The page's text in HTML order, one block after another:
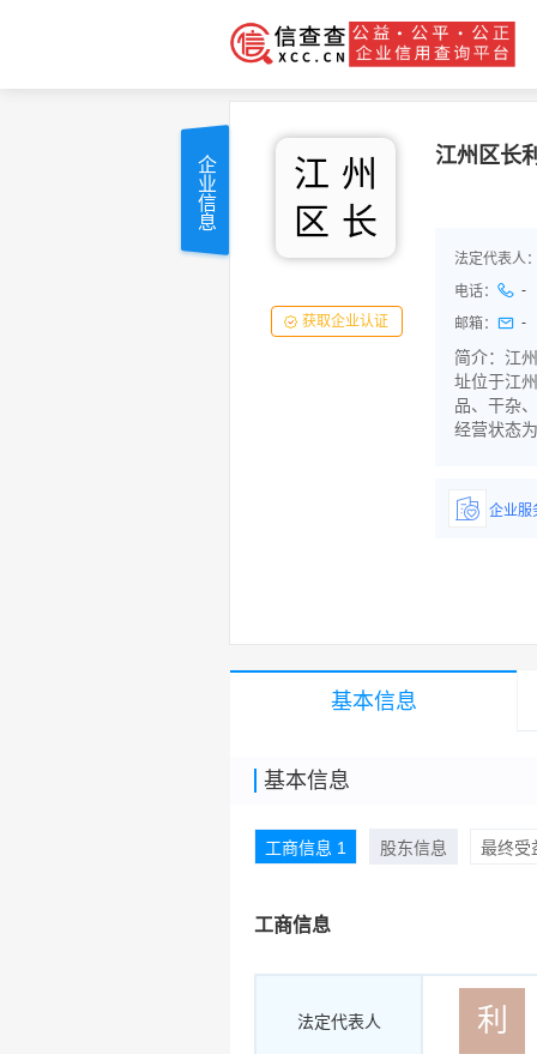
江 州
区 长
获取企业认证
江州区长
法定代表人
电话：
-
邮箱： -
简介：江
址位于江
品、干杂
经营状态
企业服
企业信息
基本信息
基本信息
工商信息 1 股东信息 最终受
工商信息
法定代表人 利